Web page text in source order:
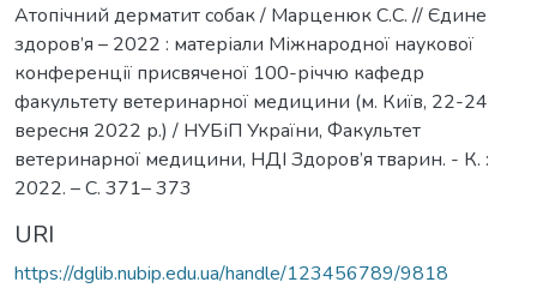
Атопічний дерматит собак / Марценюк С.С. // Єдине
здоров’я – 2022 : матеріали Міжнародної наукової
конференції присвяченої 100-річчю кафедр
факультету ветеринарної медицини (м. Київ, 22-24
вересня 2022 р.) / НУБіП України, Факультет
ветеринарної медицини, НДІ Здоров’я тварин. - К. :
2022. – С. 371– 373
URI
https://dglib.nubip.edu.ua/handle/123456789/9818